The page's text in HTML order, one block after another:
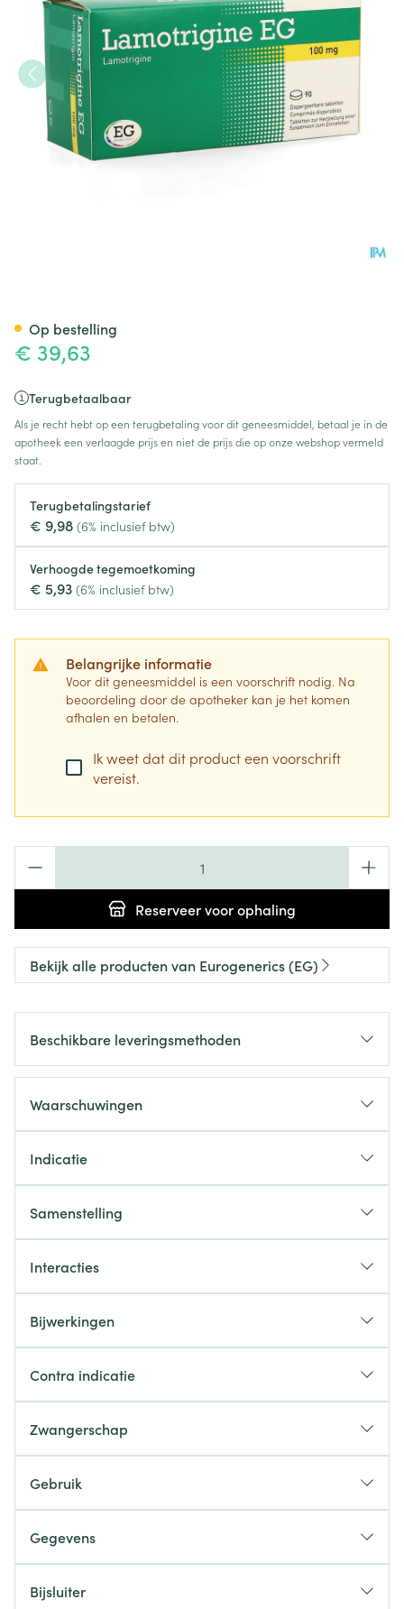
€ 39,63
Terugbetaalbaar
Als je recht hebt op een terugbetaling voor dit geneesmiddel, betaal je in de
apotheek een verlaagde prijs en niet de prijs die op onze webshop vermeld
staat.
Terugbetalingstarief
€ 9,98 (6% inclusief btw)
Verhoogde tegemoetkoming
€ 5,93 (6% inclusief btw)
Belangrijke informatie
Voor dit geneesmiddel is een voorschrift nodig. Na
beoordeling door de apotheker kan je het komen
afhalen en betalen.
Ik weet dat dit product een voorschrift
vereist.
Reserveervoor ophaling
Op bestelling
Bekijk alle producten van Eurogenerics (EG)
Beschikbare leveringsmethoden
Waarschuwingen
Indicatie
Samenstelling
Interacties
Bijwerkingen
Contra indicatie
Zwangerschap
Gebruik
Gegevens
Bijsluiter